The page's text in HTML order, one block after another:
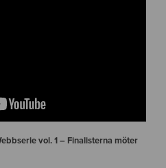
vol. 1 – Finalisterna möter